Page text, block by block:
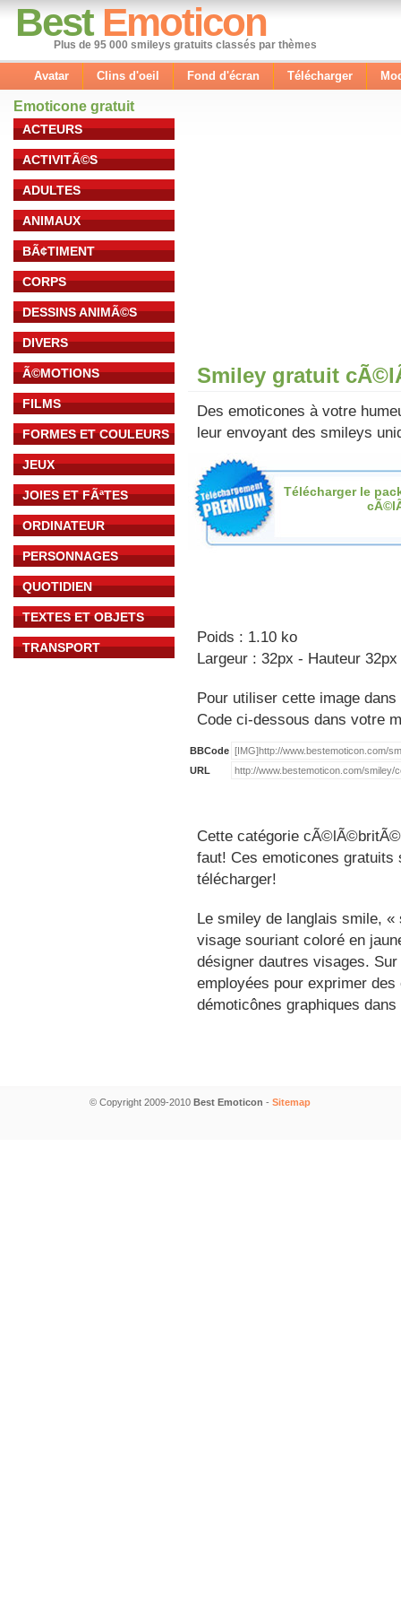
Best Emoticon
Plus de 95 000 smileys gratuits classés par thèmes
Avatar Clins d'oeil Fond d'écran Télécharger
Emoticone gratuit
ACTEURS
ACTIVITÃ©S
ADULTES
ANIMAUX
BÃ¢TIMENT
CORPS
DESSINS ANIMÃ©S
DIVERS
Ã©MOTIONS
FILMS
FORMES ET COULEURS
JEUX
JOIES ET FÃªTES
ORDINATEUR
PERSONNAGES
QUOTIDIEN
TEXTES ET OBJETS
TRANSPORT
Smiley gratuit
Des emoticones à votre
leur envoyant des smileys
Télécharger le
Poids : 1.10 ko
Largeur : 32px - Hauteur 32px
Pour utiliser cette image
Code ci-dessous dans votre
BBCode
URL
Cette catégorie
faut! Ces emoticones
télécharger!
Le smiley de langlais smile,
visage souriant coloré en
désigner dautres visages.
employées pour exprimer
démoticônes graphiques
© Copyright 2009-2010 Best Emoticon - Sitemap